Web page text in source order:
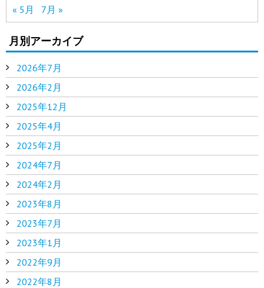
« 5月
7月 »
月別アーカイブ
2026年7月
2026年2月
2025年12月
2025年4月
2025年2月
2024年7月
2024年2月
2023年8月
2023年7月
2023年1月
2022年9月
2022年8月